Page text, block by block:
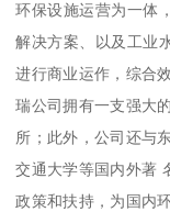
环保设施运营为一体
解决方案、以及工业
进行商业运作，综合
瑞公司拥有一支强大
所；此外，公司还与
交通大学等国内外著
政策和扶持，为国内